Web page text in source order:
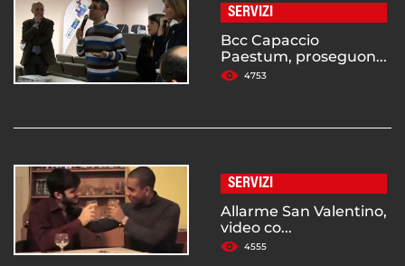
SERVIZI
Bcc Capaccio
Paestum, proseguon...
4753
SERVIZI
Allarme San Valentino,
video co...
4555